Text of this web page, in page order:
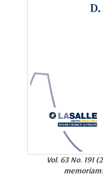
Vol. 63 No. 191